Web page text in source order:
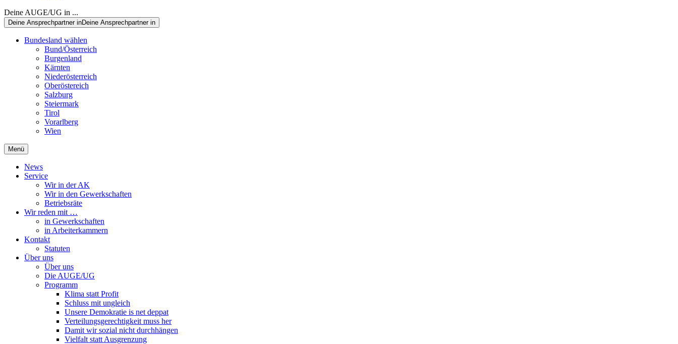
Deine AUGE/UG in ...
Deine Ansprechpartner inDeine Ansprechpartner in
Bundesland wählen
Bund/Österreich
Burgenland
Kärnten
Niederösterreich
Oberöstereich
Salzburg
Steiermark
Tirol
Vorarlberg
Wien
Menü
News
Service
Wir in der AK
Wir in den Gewerkschaften
Betriebsräte
Wir reden mit …
in Gewerkschaften
in Arbeiterkammern
Kontakt
Statuten
Über uns
Über uns
Die AUGE/UG
Programm
Klima statt Profit
Schluss mit ungleich
Unsere Demokratie is net deppat
Verteilungsgerechtigkeit muss her
Damit wir sozial nicht durchhängen
Vielfalt statt Ausgrenzung